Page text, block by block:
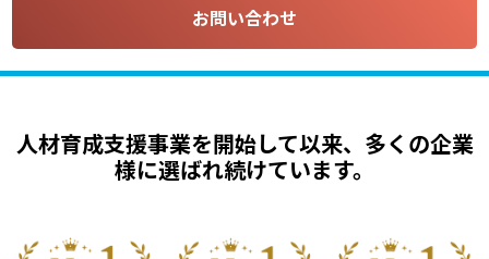
お問い合わせ
人材育成支援事業を開始して以来、多くの企業
様に選ばれ続けています。